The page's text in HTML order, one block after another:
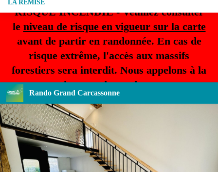
RISQUE INCENDIE - Veuillez consulter
le niveau de risque en vigueur sur la carte
avant de partir en randonnée. En cas de
risque extrême, l'accès aux massifs
forestiers sera interdit. Nous appelons à la
plus grande prudence.
Rando Grand Carcassonne
LA REMISE